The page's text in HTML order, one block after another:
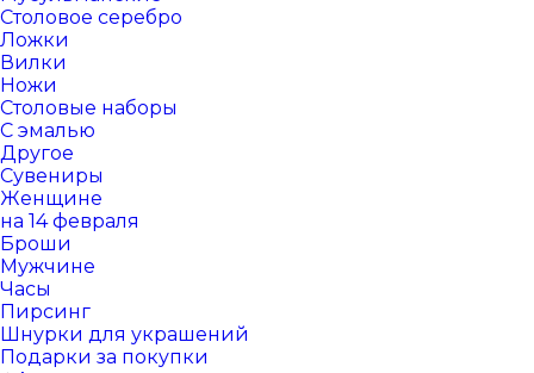
Столовое серебро
Ложки
Вилки
Ножи
Столовые наборы
С эмалью
Другое
Сувениры
Женщине
на 14 февраля
Броши
Мужчине
Часы
Пирсинг
Шнурки для украшений
Подарки за покупки